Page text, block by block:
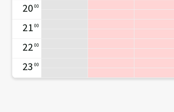
20 00
21 00
22 00
23 00